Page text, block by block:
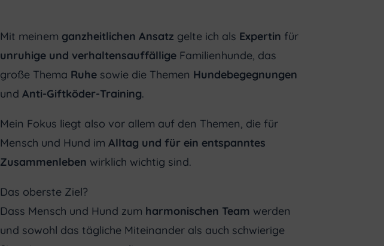
Mit meinem ganzheitlichen Ansatz gelte ich als Expertin für
unruhige und verhaltensauffälligeFamilienhunde, das
große Thema Ruhesowie die Themen Hundebegegnungen
und Anti-Giftköder-Training.
Mein Fokus liegt also vor allem auf den Themen, die für
Mensch und Hund im Alltag und für ein entspanntes
Zusammenleben wirklich wichtig sind.
Das oberste Ziel?
Dass Mensch und Hund zum harmonischen Team werden
und sowohl das tägliche Miteinander als auch schwierige